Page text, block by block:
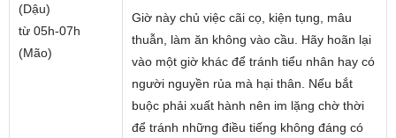
(Dậu)
từ 05h-07h
(Mão)
Giờ này chủ việc cãi cọ, kiện tụng, mâu
thuẫn, làm ăn không vào cầu. Hãy hoãn lại
vào một giờ khác để tránh tiểu nhân hay có
người nguyền rủa mà hại thân. Nếu bắt
buộc phải xuất hành nên im lặng chờ thời
để tránh những điều tiếng không đáng có